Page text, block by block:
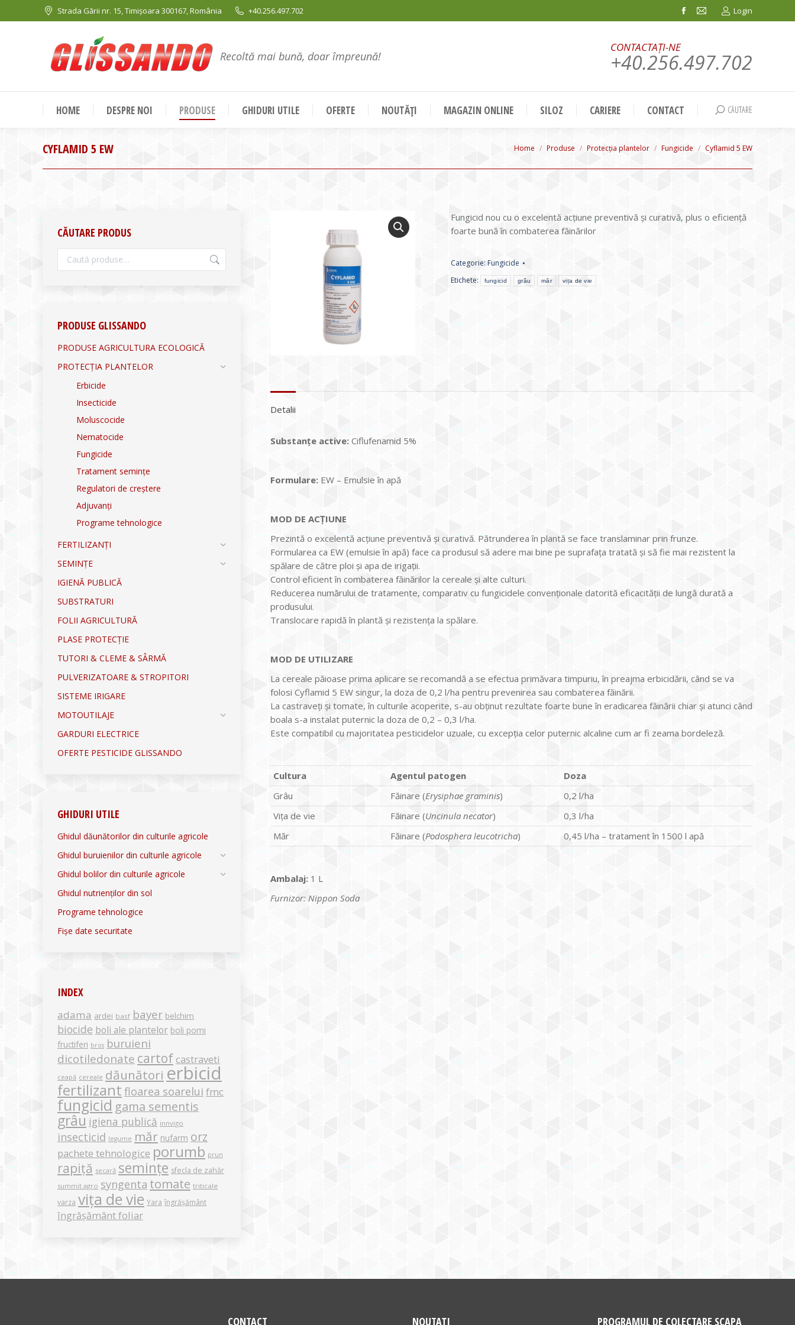
Strada Gării nr. 15, Timișoara 300167, România +40.256.497.702
Facebook
in
window
Mail
in
window
Login
Recoltă mai bună, doar împreună!
CONTACTAȚI-NE
+40.256.497.702
HOME DESPRE NOI PRODUSE GHIDURI UTILE OFERTE NOUTĂȚI MAGAZIN ONLINE SILOZ CARIERE CONTACT Search:
CĂUTARE
CYFLAMID 5 EW You are here:
Home Produse Protecția plantelor Fungicide Cyflamid 5 EW
Fungicid nou cu o excelentă acţiune preventivă şi curativă, plus o eficienţă
foarte bună în combaterea făinărilor
Categorie: Fungicide
Etichete:
fungicid grâu măr vița de vie
Detalii
Substanţe active: Ciflufenamid 5%
Formulare: EW – Emulsie în apă
MOD DE ACŢIUNE
Prezintă o excelentă acţiune preventivă şi curativă. Pătrunderea în plantă se face translaminar prin frunze.
Formularea ca EW (emulsie în apă) face ca produsul să adere mai bine pe suprafaţa tratată şi să fie mai rezistent la
spălare de către ploi şi apa de irigaţii.
Control eficient în combaterea făinărilor la cereale şi alte culturi.
Reducerea numărului de tratamente, comparativ cu fungicidele convenţionale datorită eficacităţii de lungă durată a
produsului.
Translocare rapidă în plantă şi rezistenţa la spălare.
MOD DE UTILIZARE
La cereale păioase prima aplicare se recomandă a se efectua primăvara timpuriu, în preajma erbicidării, când se va
folosi Cyflamid 5 EW singur, la doza de 0,2 l/ha pentru prevenirea sau combaterea făinării.
La castraveţi şi tomate, în culturile acoperite, s-au obţinut rezultate foarte bune în eradicarea făinării chiar şi atunci când
boala s-a instalat puternic la doza de 0,2 – 0,3 l/ha.
Este compatibil cu majoritatea pesticidelor uzuale, cu excepţia celor puternic alcaline cum ar fi zeama bordeleză.
Cultura Agentul patogen
Doza
Grâu
Făinare (Erysiphae graminis)
0,2 l/ha
Viţa de vie
Făinare (Uncinula necator)
0,3 l/ha
Măr
Făinare (Podosphera leucotricha) 0,45 l/ha – tratament în 1500 l apă
Ambalaj: 1 L
Furnizor: Nippon Soda
CĂUTARE PRODUS
PRODUSE GLISSANDO
PRODUSE AGRICULTURA ECOLOGICĂ
PROTECȚIA PLANTELOR
Erbicide
Insecticide
Moluscocide
Nematocide
Fungicide
Tratament semințe
Regulatori de creștere
Adjuvanți
Programe tehnologice
FERTILIZANȚI
SEMINȚE
IGIENĂ PUBLICĂ
SUBSTRATURI
FOLII AGRICULTURĂ
PLASE PROTECȚIE
TUTORI & CLEME & SÂRMĂ
PULVERIZATOARE & STROPITORI
SISTEME IRIGARE
MOTOUTILAJE
GARDURI ELECTRICE
OFERTE PESTICIDE GLISSANDO
GHIDURI UTILE
Ghidul dăunătorilor din culturile agricole
Ghidul buruienilor din culturile agricole
Ghidul bolilor din culturile agricole
Ghidul nutrienților din sol
Programe tehnologice
Fișe date securitate
INDEX
adama ardei basf bayer belchim
biocide boli ale plantelor boli pomi
fructiferi bros buruieni
dicotiledonate cartof castraveti
ceapă cereale dăunători erbicid
fertilizant floarea soarelui fmc
fungicid gama sementis
grâu igiena publică innvigo
insecticid legume măr nufarm orz
pachete tehnologice porumb prun
rapiță secară semințe sfecla de zahăr
summit agro syngenta tomate triticale
varza vița de vie Yara îngrășământ
îngrășământ foliar
CONTACT NOUTAȚI PROGRAMUL DE COLECTARE SCAPA